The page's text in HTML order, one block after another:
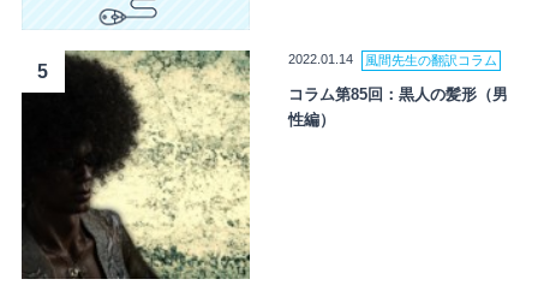
5
2022.01.14 風間先生の翻訳コラム
コラム第85回：黒人の髪形（男
性編）